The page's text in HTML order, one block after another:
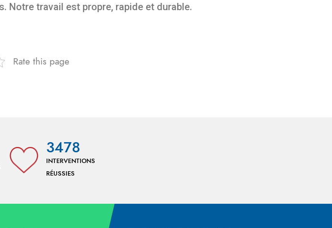
Notre travail est propre, rapide et durable.
Rate this page
3478
INTERVENTIONS
RÉUSSIES